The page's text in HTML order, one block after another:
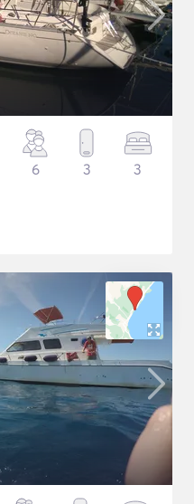
6 3 3